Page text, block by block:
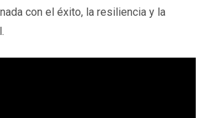
con el éxito, la resiliencia y la